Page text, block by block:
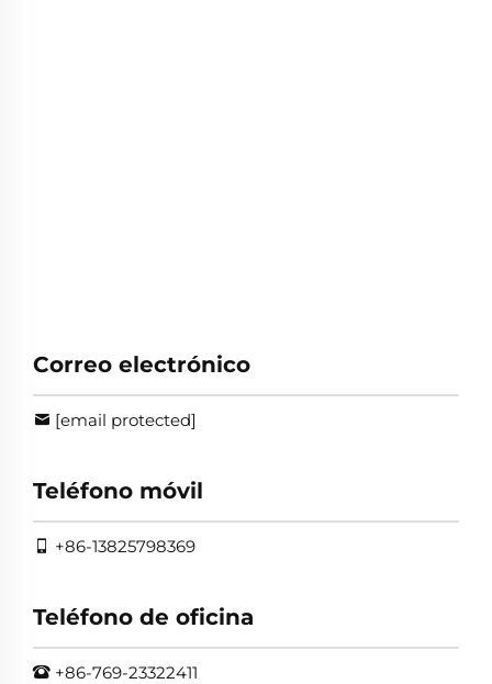
Correo electrónico
[email protected]
Teléfono móvil
+86-13825798369
Teléfono de oficina
+86-769-23322411